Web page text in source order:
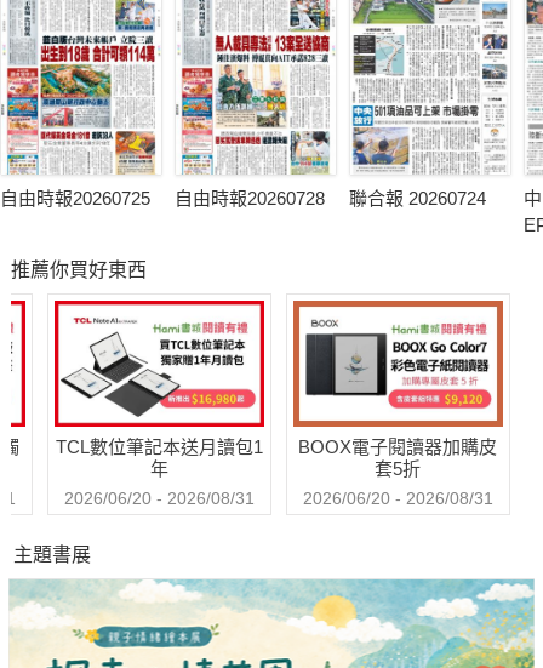
自由時報20260725 自由時報20260728 聯合報 20260724
推薦你買好東西
TCL數位筆記本送月讀包1
年
2026/06/20 - 2026/08/31
BOOX電子閱讀器加購皮
套5折
2026/06/20 - 2026/08/31
主題書展